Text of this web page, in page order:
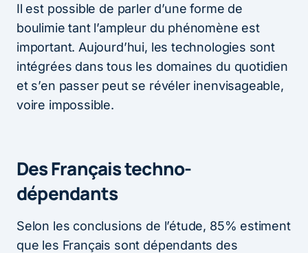
Il est possible de parler d’une forme de
boulimie tant l’ampleur du phénomène est
important. Aujourd’hui, les technologies sont
intégrées dans tous les domaines du quotidien
et s’en passer peut se révéler inenvisageable,
voire impossible.
Des Français techno-
dépendants
Selon les conclusions de l’étude, 85% estiment
que les Français sont dépendants des